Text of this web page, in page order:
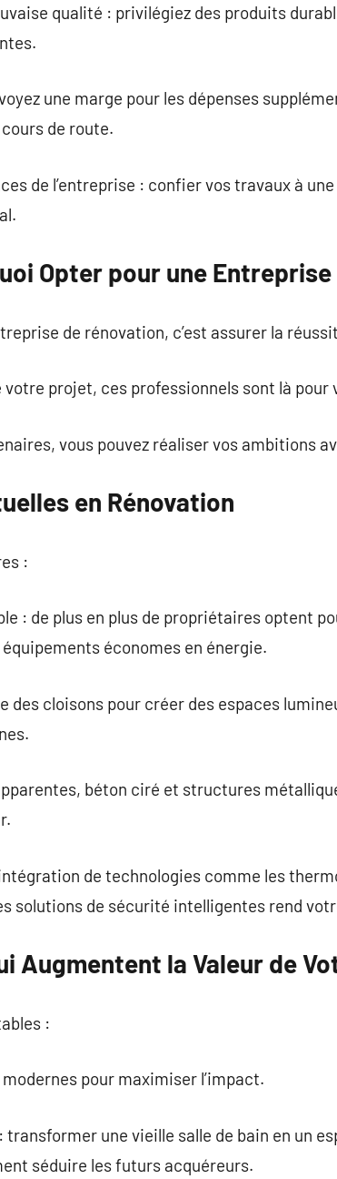
qualité : privilégiez des produits
une marge pour les dépenses
de route.
de l’entreprise : confier vos travaux à
Opter pour une
de rénovation, c’est assurer la
votre projet, ces professionnels sont là pour
vous pouvez réaliser vos ambitions
en Rénovation
:
: de plus en plus de propriétaires optent
économes en énergie.
des cloisons pour créer des espaces
béton ciré et structures
de technologies comme les
solutions de sécurité intelligentes rend
Augmentent la Valeur de
:
pour maximiser l’impact.
transformer une vieille salle de bain en un
séduire les futurs acquéreurs.